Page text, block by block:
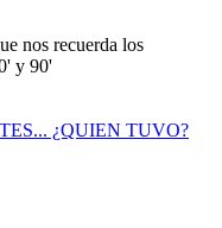
nos recuerda los
y 90'
¿QUIEN TUVO?